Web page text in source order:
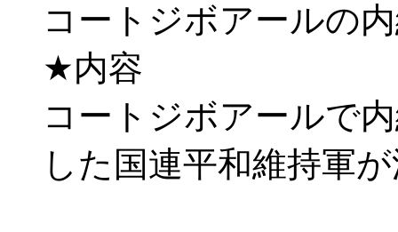
コートジボアールの
★内容
コートジボアールで
した国連平和維持軍